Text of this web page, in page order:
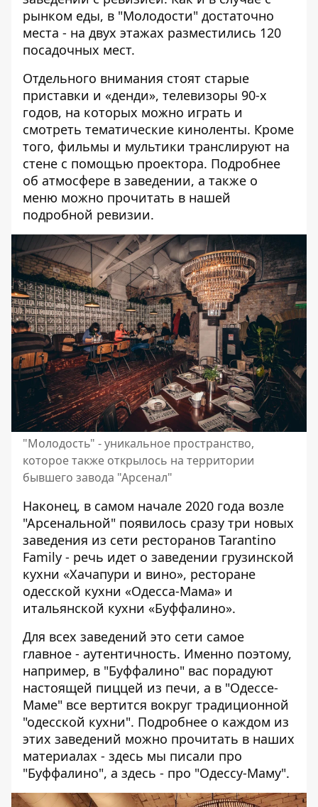
рынком еды, в "Молодости" достаточно
места - на двух этажах разместились 120
посадочных мест.
Отдельного внимания стоят старые
приставки и «денди», телевизоры 90-х
годов, на которых можно играть и
смотреть тематические киноленты. Кроме
того, фильмы и мультики транслируют на
стене с помощью проектора. Подробнее
об атмосфере в заведении, а также о
меню можно прочитать в нашей
подробной ревизии.
"Молодость" - уникальное пространство,
которое также открылось на территории
бывшего завода "Арсенал"
Наконец, в самом начале 2020 года возле
"Арсенальной" появилось сразу три новых
заведения из сети ресторанов Tarantino
Family - речь идет о заведении грузинской
кухни «Хачапури и вино», ресторане
одесской кухни «Одесса-Мама» и
итальянской кухни «Буффалино».
Для всех заведений это сети самое
главное - аутентичность. Именно поэтому,
например, в "Буффалино" вас порадуют
настоящей пиццей из печи, а в "Одессе-
Маме" все вертится вокруг традиционной
"одесской кухни". Подробнее о каждом из
этих заведений можно прочитать в наших
материалах - здесь мы писали про
"Буффалино", а здесь - про "Одессу-Маму".